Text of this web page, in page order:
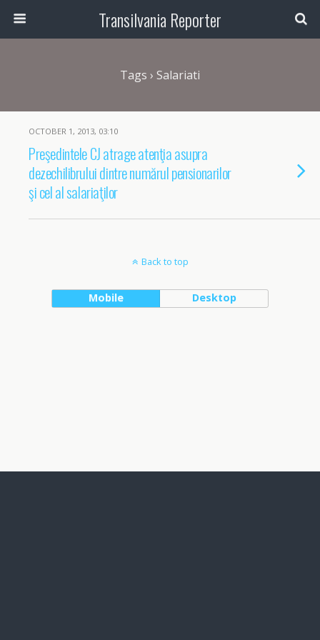
Transilvania Reporter
Tags › Salariati
OCTOBER 1, 2013, 03:10
Preşedintele CJ atrage atenţia asupra
dezechilibrului dintre numărul pensionarilor
şi cel al salariaţilor
Back to top
Mobile Desktop